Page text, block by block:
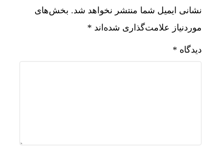
نشانی ایمیل شما منتشر نخواهد شد. بخش‌های
موردنیاز علامت‌گذاری شده‌اند *
دیدگاه *